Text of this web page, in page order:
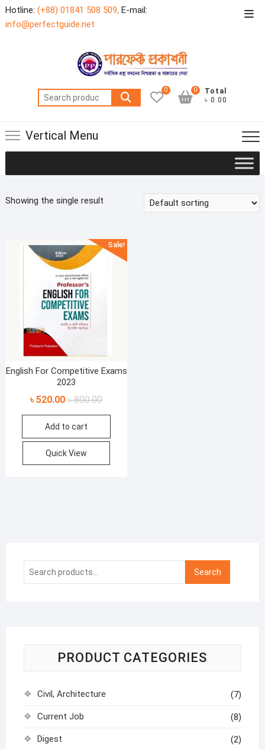
Skip
to
Hotline: (+88) 01841 508 509, E-mail:
info@perfectguide.net
Search
for:
0
Total
৳ 0.00
0
Vertical Menu
Showing the single result
Sale!
English For Competitive Exams
2023
৳800.00Original
price
৳ 800.00.
৳520.00
Current
price
৳ 520.00.
Add to cart
Quick View
Search
Search
PRODUCT CATEGORIES
Civil, Architecture (7)
Current Job (8)
Digest (2)